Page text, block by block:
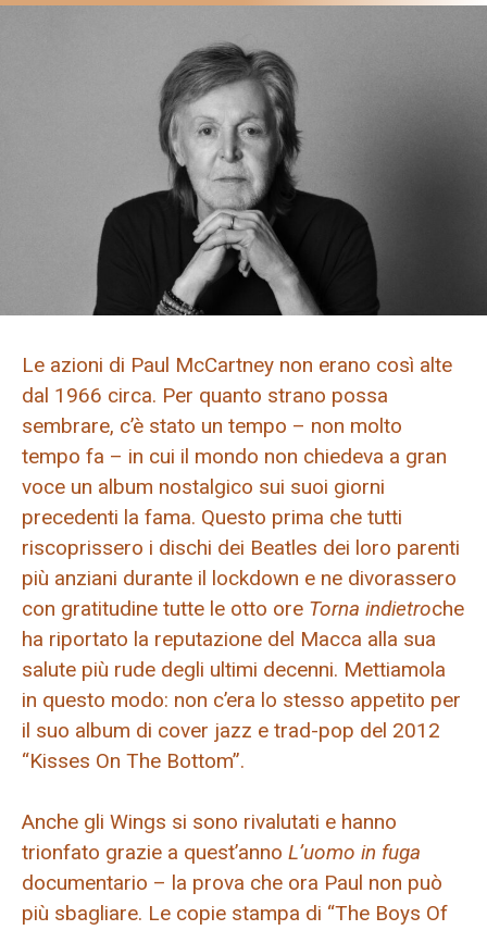
Le azioni di Paul McCartney non erano così alte
dal 1966 circa. Per quanto strano possa
sembrare, c’è stato un tempo – non molto
tempo fa – in cui il mondo non chiedeva a gran
voce un album nostalgico sui suoi giorni
precedenti la fama. Questo prima che tutti
riscoprissero i dischi dei Beatles dei loro parenti
più anziani durante il lockdown e ne divorassero
con gratitudine tutte le otto ore Torna indietroche
ha riportato la reputazione del Macca alla sua
salute più rude degli ultimi decenni. Mettiamola
in questo modo: non c’era lo stesso appetito per
il suo album di cover jazz e trad-pop del 2012
“Kisses On The Bottom”.
Anche gli Wings si sono rivalutati e hanno
trionfato grazie a quest’anno L’uomo in fuga
documentario – la prova che ora Paul non può
più sbagliare. Le copie stampa di “The Boys Of